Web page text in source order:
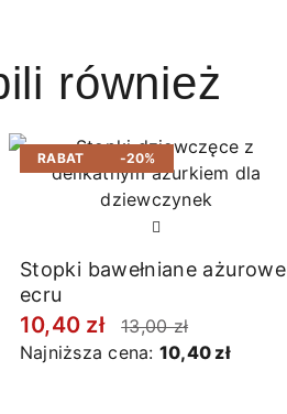
również
RABAT -20%
Stopki bawełniane ażurowe
ecru
10,40 zł
13,00 zł
Najniższa cena: 10,40 zł